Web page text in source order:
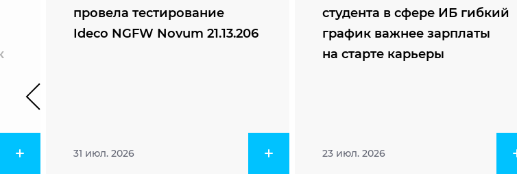
провела тестирование
Ideco NGFW Novum 21.13.206
31 июл. 2026
студента в сфере ИБ гибкий
график важнее зарплаты
на старте карьеры
23 июл. 2026